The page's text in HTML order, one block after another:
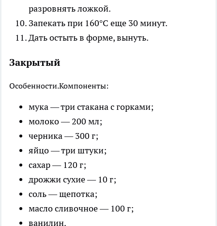
разровнять ложкой.
Запекать при 160°С еще 30 минут.
Дать остыть в форме, вынуть.
Закрытый
Особенности.Компоненты:
мука — три стакана с горками;
молоко — 200 мл;
черника — 300 г;
яйцо — три штуки;
сахар — 120 г;
дрожжи сухие — 10 г;
соль — щепотка;
масло сливочное — 100 г;
ванилин.